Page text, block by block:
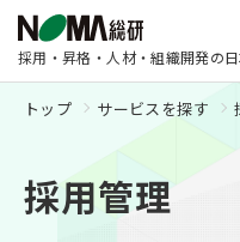
採用・昇格・人材・組織開発の
トップ サービスを探す
採用管理